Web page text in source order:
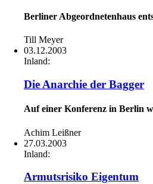
Berliner Abgeordnetenhaus
Till Meyer
03.12.2003
Inland:
Die Anarchie der Bagger
Auf einer Konferenz in Berlin
Achim Leißner
27.03.2003
Inland:
Armutsrisiko Eigentum